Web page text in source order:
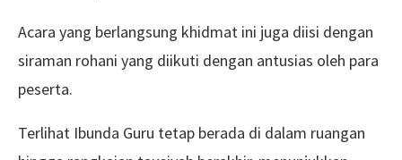
Acara yang berlangsung khidmat ini juga diisi dengan
siraman rohani yang diikuti dengan antusias oleh para
peserta.
Terlihat Ibunda Guru tetap berada di dalam ruangan